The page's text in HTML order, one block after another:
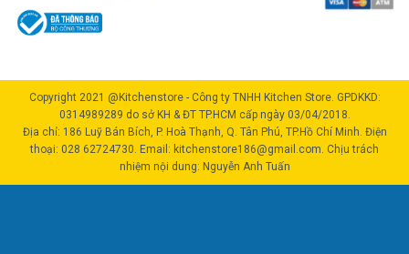
Copyright 2021 @Kitchenstore - Công ty TNHH Kitchen Store. GPDKKD:
0314989289 do sở KH & ĐT TP.HCM cấp ngày 03/04/2018.
Địa chỉ: 186 Luỹ Bán Bích, P. Hoà Thạnh, Q. Tân Phú, TP.Hồ Chí Minh. Điện
thoại: 028 62724730. Email: kitchenstore186@gmail.com. Chịu trách
nhiệm nội dung: Nguyễn Anh Tuấn